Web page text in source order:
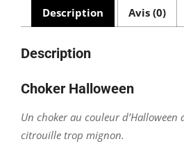
Description Avis (0)
Description
Choker Halloween
Un choker au couleur
citrouille trop mignon.